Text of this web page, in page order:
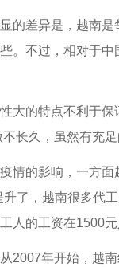
差异是，越南是
。不过，相对于中
的特点不利于保
不长久，虽然有充
的影响，一方面
升了，越南很多代
人的工资在1500
年开始，越南